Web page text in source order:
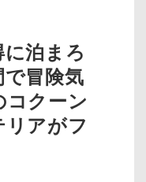
に泊まろ
で冒険気
コクーン
リアがフ